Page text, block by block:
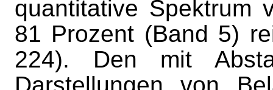
quantitative Spektrum
81 Prozent (Band 5)
224). Den mit